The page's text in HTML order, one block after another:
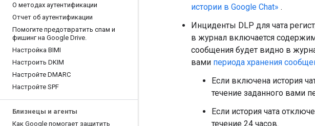
О методах аутентификации
Отчет об аутентификации
Помогите предотвратить спам и
фишинг на Google Drive.
Настройка BIMI
Настроить DKIM
Настройте DMARC
Настройте SPF
Близнецы и агенты
Как Google помогает защитить
истории в Google Chat» .
Инциденты DLP для чата
в журнал включается
сообщения будет видно в
вами периода хранения
Если включена история
течение заданного вами
Если история чата
течение 24 часов.